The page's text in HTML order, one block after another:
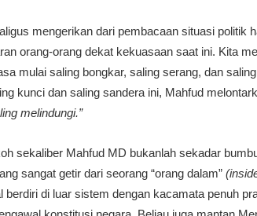
mengerikan dari pembacaan situasi politik
orang-orang dekat kekuasaan saat ini. Kita
mulai saling bongkar, saling serang, dan
kunci dan saling sandera ini, Mahfud
melindungi.”
sekaliber Mahfud MD bukanlah sekadar
sangat getir dari seorang “orang dalam”
di luar sistem dengan kacamata penuh